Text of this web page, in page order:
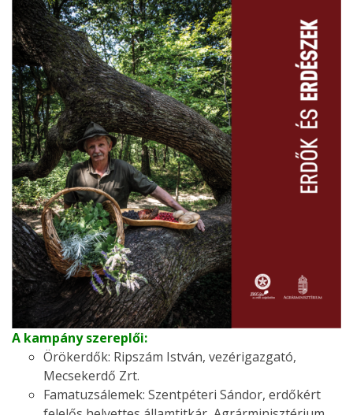
A kampány szereplői:
Örökerdők: Ripszám István, vezérigazgató,
Mecsekerdő Zrt.
Famatuzsálemek: Szentpéteri Sándor, erdőkért